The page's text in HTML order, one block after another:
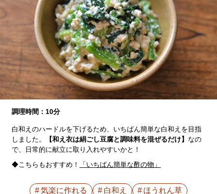
調理時間：10分
白和えのハードルを下げるため、いちばん簡単な白和えを目指
しました。
【和え衣は絹ごし豆腐と調味料を混ぜるだけ】 なの
で、日常的に献立に取り入れやすいかと！
◆こちらもおすすめ！
「いちばん簡単な酢の物」
気楽に作れる 白和え
ほうれん草